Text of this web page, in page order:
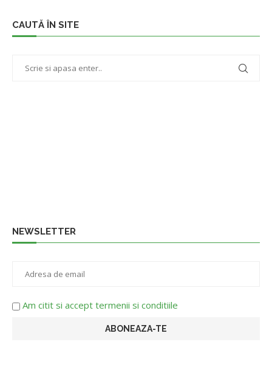
CAUTĂ ÎN SITE
NEWSLETTER
Am citit si accept termenii si conditiile